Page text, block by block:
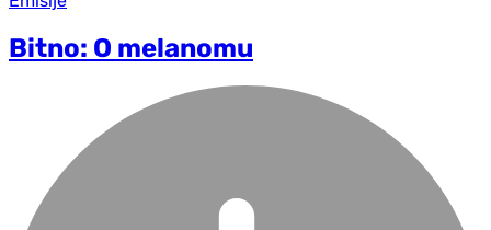
Bitno: O melanomu